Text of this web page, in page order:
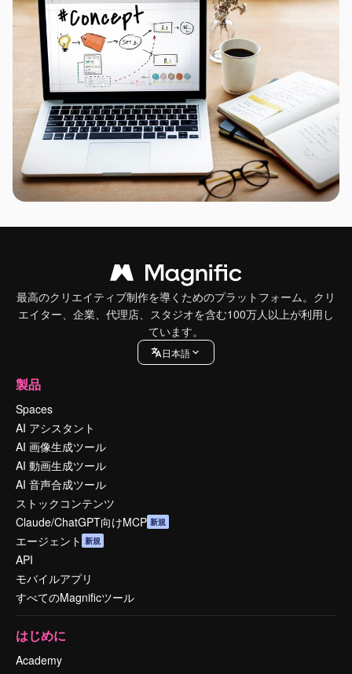
最高のクリエイティブ制作を導くためのプラットフォーム。クリ
エイター、企業、代理店、スタジオを含む100万人以上が利用し
ています。
日本語
製品
Spaces
AI アシスタント
AI 画像生成ツール
AI 動画生成ツール
AI 音声合成ツール
ストックコンテンツ
Claude/ChatGPT向けMCP 新規
エージェント 新規
API
モバイルアプリ
すべてのMagnificツール
はじめに
Academy